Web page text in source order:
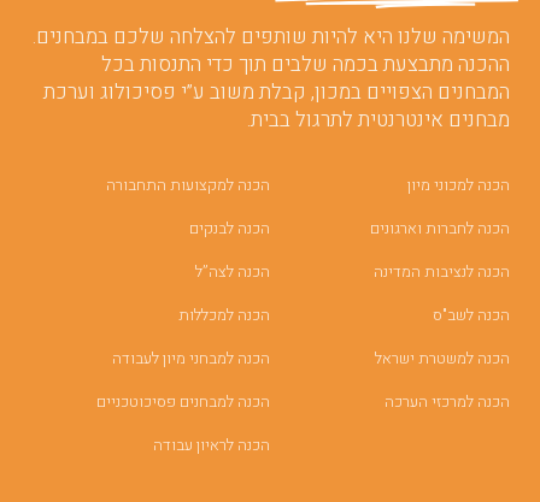
המשימה שלנו היא להיות שותפים להצלחה שלכם במבחנים.
ההכנה מתבצעת בכמה שלבים תוך כדי התנסות בכל
המבחנים הצפויים במכון, קבלת משוב ע”י פסיכולוג וערכת
מבחנים אינטרנטית לתרגול בבית.
הכנה למכוני מיון
הכנה לחברות וארגונים
הכנה לנציבות המדינה
הכנה לשב"ס
הכנה למשטרת ישראל
הכנה למרכזי הערכה
הכנה למקצועות התחבורה
הכנה לבנקים
הכנה לצה”ל
הכנה למכללות
הכנה למבחני מיון לעבודה
הכנה למבחנים פסיכוטכניים
הכנה לראיון עבודה